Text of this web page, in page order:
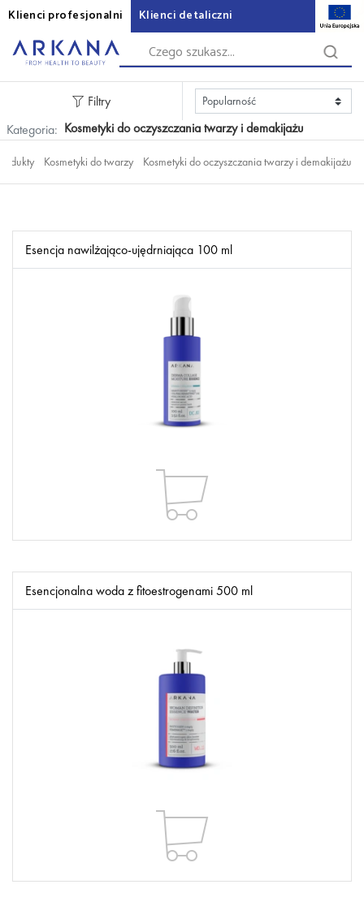
Klienci profesjonalni Klienci detaliczni
Filtry
Kategoria: Kosmetyki do oczyszczania twarzy i demakijażu
Kosmetyki do oczyszczania twarzy i demakijażu
Kosmetyki do twarzy
Esencja nawilżająco-ujędrniająca 100 ml
Esencjonalna woda z fitoestrogenami 500 ml